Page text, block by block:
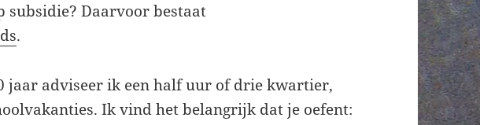
subsidie? Daarvoor bestaat
.
jaar adviseer ik een half uur of drie kwartier,
Ik vind het belangrijk dat je oefent: